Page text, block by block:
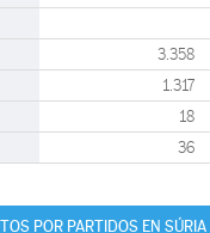
3.358
1.317
18
36
POR PARTIDOS EN SÚRIA